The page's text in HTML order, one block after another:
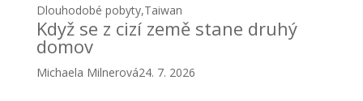
Dlouhodobé pobyty,Taiwan
Když se z cizí země stane druhý
domov
Michaela Milnerová24. 7. 2026